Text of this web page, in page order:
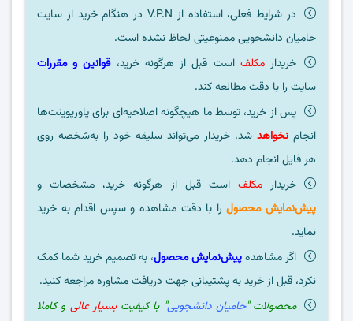
در شرایط فعلی، استفاده از V.P.N در هنگام خرید از سایت
حامیان دانشجویی ممنوعیتی لحاظ نشده است.
خریدارمکلف است قبل از هرگونه خرید،قوانین و مقررات
سایت را با دقت مطالعه کند.
پس از خرید، توسط ما هیچگونه اصلاحیه‌ای برای پاورپوینت‌ها
انجام نخواهد شد، خریدار می‌تواند سلیقه خود را به‌شخصه روی
هر فایل انجام دهد.
خریدارمکلف است قبل از هرگونه خرید، مشخصات و
پیش‌نمایش محصولرا با دقت مشاهده و سپس اقدام به خرید
نماید.
اگر مشاهدهپیش‌نمایش محصول، به تصمیم خرید شما کمک
نکرد، قبل از خرید به پشتیبانی جهت دریافت مشاوره مراجعه کنید.
محصولات "حامیان دانشجویی" با کیفیت بسیار عالی و کاملا